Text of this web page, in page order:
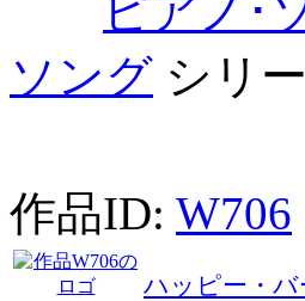
ピアノ･
ソング シリ
作品ID: W706
ハッピー・